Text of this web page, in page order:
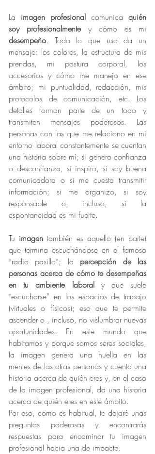
La imagen profesional comunica quién
soy profesionalmente
desempeño. Todo lo que uso da un
mensaje: los colores, la estructura de mis
prendas, mi postura corporal, los
accesorios y cómo me manejo en ese
ámbito; mi puntualidad, redacción, mis
protocolos de comunicación, etc. Los
detalles forman parte de un todo y
transmiten mensajes poderosos. Las
personas con las que me relaciono en mi
entorno laboral constantemente se cuentan
una historia sobre mí; si genero confianza
o desconfianza, si inspiro, si soy buena
comunicadora o si me cuesta transmitir
información; si me organizo, si soy
responsable o, incluso, si la
espontaneidad es mi fuerte.
Tu imagen también es aquello (en parte)
que termina escuchándose en el famoso
“radio pasillo”; la percepción de las
personas acerca de cómo te desempeñas
en tu ambiente laboral y que suele
“escucharse” en los espacios de trabajo
(virtuales o físicos); eso que te permite
ascender o , incluso, no vislumbrar nuevas
oportunidades. En este mundo que
habitamos y porque somos seres sociales,
la imagen genera una huella en las
mentes de las otras personas y cuenta una
historia acerca de quién eres y, en el caso
de la imagen profesional, da una historia
acerca de quién eres en este ámbito.
Por eso, como es habitual, te dejaré unas
preguntas poderosas y encontrarás
respuestas para encaminar tu imagen
profesional hacia una de impacto.